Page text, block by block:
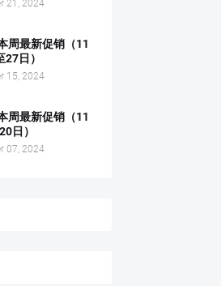
21, 2024
周最新促销（11
27日）
15, 2024
周最新促销（11
日）
07, 2024